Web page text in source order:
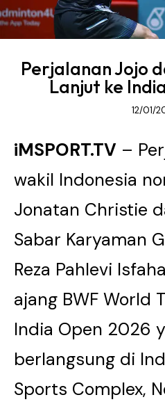
Perjalanan Jojo
Lanjut ke
12/01/
iMSPORT.TV –
wakil Indonesia
Jonatan Christie
Sabar Karyaman
Reza Pahlevi
ajang BWF World
India Open 2026
berlangsung di
Sports Complex,